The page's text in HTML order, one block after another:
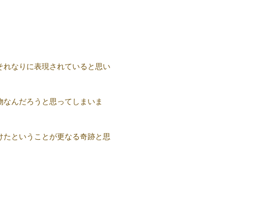
なりに表現されていると思い
んだろうと思ってしまいま
ということが更なる奇跡と思